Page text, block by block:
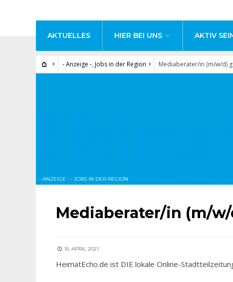
AKTUELLES HIER BEI UNS AKTIV
- Anzeige -, Jobs in der Region Mediaberater/in (m/w/d)
- ANZEIGE - • JOBS IN DER REGION
Mediaberater/in (m/
15. APRIL 2021
HeimatEcho.de ist DIE lokale Online-